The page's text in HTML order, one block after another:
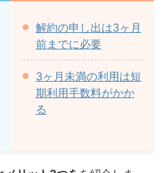
解約の申し出は3ヶ月
前までに必要
3ヶ月未満の利用は短
期利用手数料がかか
る